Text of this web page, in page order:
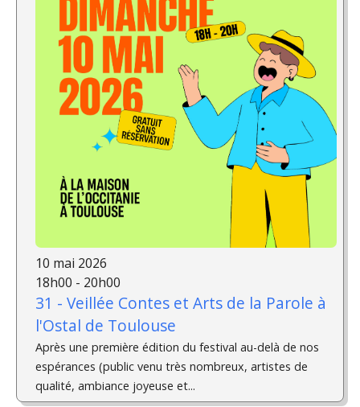
10 mai 2026
18h00 - 20h00
31 - Veillée Contes et Arts de la Parole à
l'Ostal de Toulouse
Après une première édition du festival au-delà de nos
espérances (public venu très nombreux, artistes de
qualité, ambiance joyeuse et...